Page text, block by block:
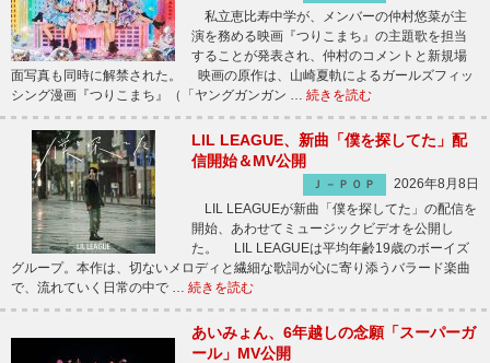
私立恵比寿中学が、メンバーの仲村悠菜が主
演を務める映画『つりこまち』の主題歌を担当
することが発表され、仲村のコメントと新規場
面写真も同時に解禁された。 映画の原作は、山崎夏軌によるガールズフィッ
シング漫画『つりこまち』（「ヤングガンガン … 続きを読む
LIL LEAGUE、新曲「僕を探してた」配
信開始＆MV公開
Ｊ－ＰＯＰ
2026年8月8日
LIL LEAGUEが新曲「僕を探してた」の配信を
開始、あわせてミュージックビデオを公開し
た。 LIL LEAGUEは平均年齢19歳のボーイズ
グループ。本作は、切ないメロディと繊細な歌詞が心に寄り添うバラード楽曲
で、流れていく日常の中で … 続きを読む
あいみょん、6年越しの念願「スーパーガ
ール」MV公開